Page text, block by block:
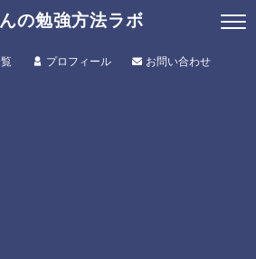
の勉強方法ラボ
プロフィール お問い合わせ